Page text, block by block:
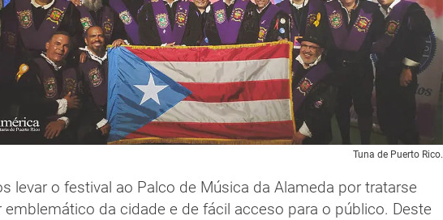
Tuna de Puerto Rico.
levar o festival ao Palco de Música da Alameda por tratarse
emblemático da cidade e de fácil acceso para o público. Deste